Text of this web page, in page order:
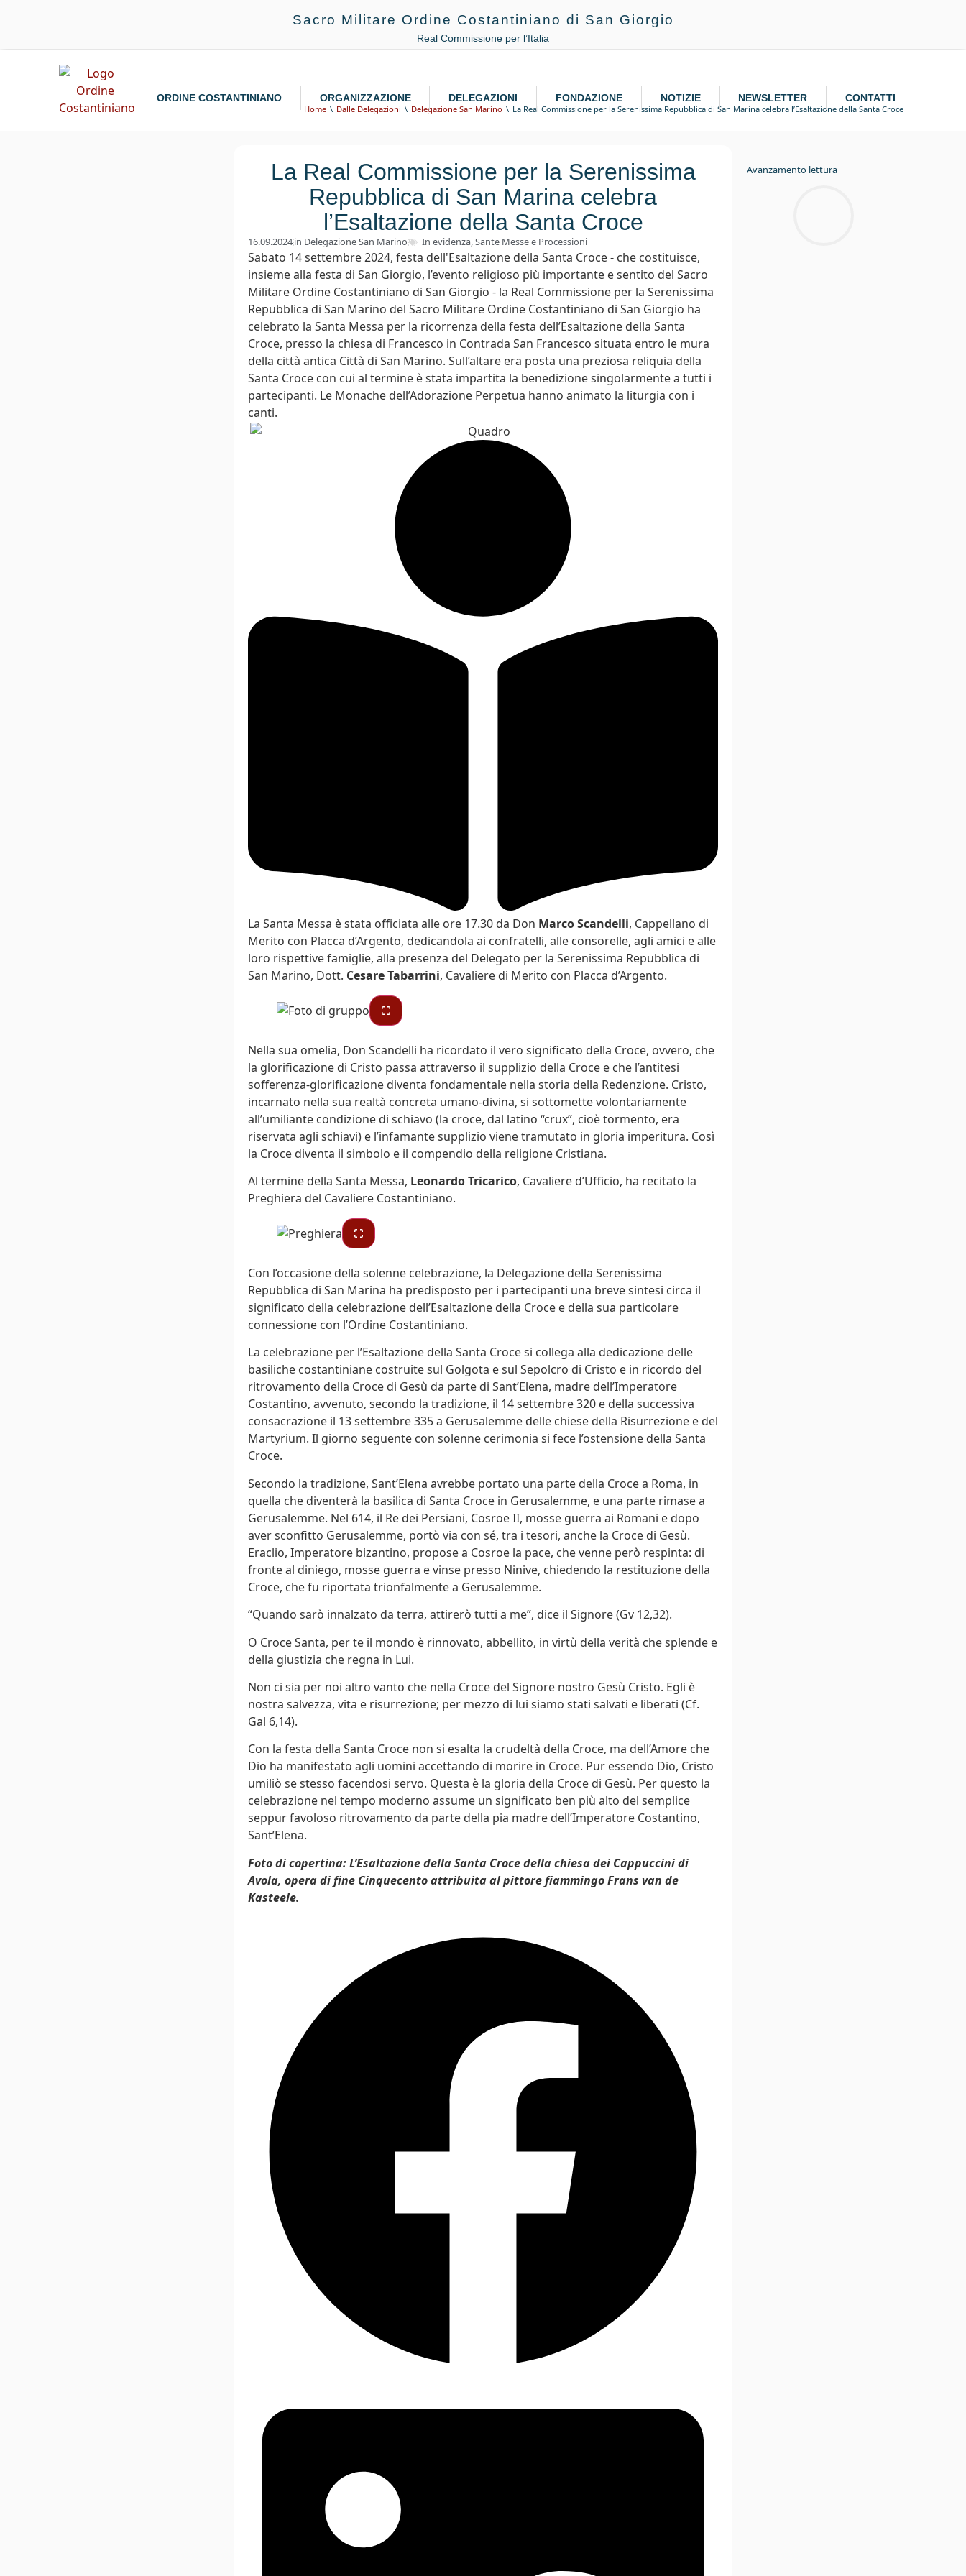
Sacro Militare Ordine Costantiniano di San Giorgio
Real Commissione per l’Italia
ORDINE COSTANTINIANO ORGANIZZAZIONE DELEGAZIONI FONDAZIONE NOTIZIE NEWSLETTER CONTATTI
Home Dalle Delegazioni Delegazione San Marino La Real Commissione per la Serenissima Repubblica di San Marina celebra l’Esaltazione della Santa Croce
La Real Commissione per la Serenissima
Repubblica di San Marina celebra
l’Esaltazione della Santa Croce
16.09.2024in Delegazione San Marino In evidenza,Sante Messe e Processioni
Sabato 14 settembre 2024, festa dell'Esaltazione della Santa Croce - che costituisce,
insieme alla festa di San Giorgio, l’evento religioso più importante e sentito del Sacro
Militare Ordine Costantiniano di San Giorgio - la Real Commissione per la Serenissima
Repubblica di San Marino del Sacro Militare Ordine Costantiniano di San Giorgio ha
celebrato la Santa Messa per la ricorrenza della festa dell’Esaltazione della Santa
Croce, presso la chiesa di Francesco in Contrada San Francesco situata entro le mura
della città antica Città di San Marino. Sull’altare era posta una preziosa reliquia della
Santa Croce con cui al termine è stata impartita la benedizione singolarmente a tutti i
partecipanti. Le Monache dell’Adorazione Perpetua hanno animato la liturgia con i
canti.
La Santa Messa è stata officiata alle ore 17.30 da Don Marco Scandelli, Cappellano di
Merito con Placca d’Argento, dedicandola ai confratelli, alle consorelle, agli amici e alle
loro rispettive famiglie, alla presenza del Delegato per la Serenissima Repubblica di
San Marino, Dott. Cesare Tabarrini, Cavaliere di Merito con Placca d’Argento.
Nella sua omelia, Don Scandelli ha ricordato il vero significato della Croce, ovvero, che
la glorificazione di Cristo passa attraverso il supplizio della Croce e che l’antitesi
sofferenza-glorificazione diventa fondamentale nella storia della Redenzione. Cristo,
incarnato nella sua realtà concreta umano-divina, si sottomette volontariamente
all’umiliante condizione di schiavo (la croce, dal latino “crux”, cioè tormento, era
riservata agli schiavi) e l’infamante supplizio viene tramutato in gloria imperitura. Così
la Croce diventa il simbolo e il compendio della religione Cristiana.
Al termine della Santa Messa, Leonardo Tricarico, Cavaliere d’Ufficio, ha recitato la
Preghiera del Cavaliere Costantiniano.
Con l’occasione della solenne celebrazione, la Delegazione della Serenissima
Repubblica di San Marina ha predisposto per i partecipanti una breve sintesi circa il
significato della celebrazione dell’Esaltazione della Croce e della sua particolare
connessione con l’Ordine Costantiniano.
La celebrazione per l’Esaltazione della Santa Croce si collega alla dedicazione delle
basiliche costantiniane costruite sul Golgota e sul Sepolcro di Cristo e in ricordo del
ritrovamento della Croce di Gesù da parte di Sant’Elena, madre dell’Imperatore
Costantino, avvenuto, secondo la tradizione, il 14 settembre 320 e della successiva
consacrazione il 13 settembre 335 a Gerusalemme delle chiese della Risurrezione e del
Martyrium. Il giorno seguente con solenne cerimonia si fece l’ostensione della Santa
Croce.
Secondo la tradizione, Sant’Elena avrebbe portato una parte della Croce a Roma, in
quella che diventerà la basilica di Santa Croce in Gerusalemme, e una parte rimase a
Gerusalemme. Nel 614, il Re dei Persiani, Cosroe II, mosse guerra ai Romani e dopo
aver sconfitto Gerusalemme, portò via con sé, tra i tesori, anche la Croce di Gesù.
Eraclio, Imperatore bizantino, propose a Cosroe la pace, che venne però respinta: di
fronte al diniego, mosse guerra e vinse presso Ninive, chiedendo la restituzione della
Croce, che fu riportata trionfalmente a Gerusalemme.
“Quando sarò innalzato da terra, attirerò tutti a me”, dice il Signore (Gv 12,32).
O Croce Santa, per te il mondo è rinnovato, abbellito, in virtù della verità che splende e
della giustizia che regna in Lui.
Non ci sia per noi altro vanto che nella Croce del Signore nostro Gesù Cristo. Egli è
nostra salvezza, vita e risurrezione; per mezzo di lui siamo stati salvati e liberati (Cf.
Gal 6,14).
Con la festa della Santa Croce non si esalta la crudeltà della Croce, ma dell’Amore che
Dio ha manifestato agli uomini accettando di morire in Croce. Pur essendo Dio, Cristo
umiliò se stesso facendosi servo. Questa è la gloria della Croce di Gesù. Per questo la
celebrazione nel tempo moderno assume un significato ben più alto del semplice
seppur favoloso ritrovamento da parte della pia madre dell’Imperatore Costantino,
Sant’Elena.
Foto di copertina: L’Esaltazione della Santa Croce della chiesa dei Cappuccini di
Avola, opera di fine Cinquecento attribuita al pittore fiammingo Frans van de
Kasteele.
Avanzamento lettura